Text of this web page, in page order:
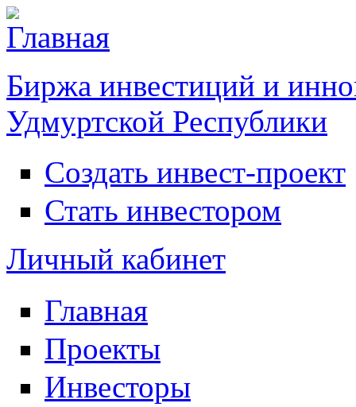
Биржа инвестиций и
Удмуртской Республики
Инвестирование
Создать инвест-проект
Стать инвестором
Личный кабинет
Главное меню
Главная
Проекты
Инвесторы